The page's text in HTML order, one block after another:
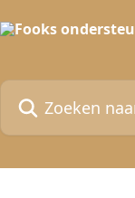
Zoeken naar